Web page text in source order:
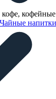
Чайные напитки